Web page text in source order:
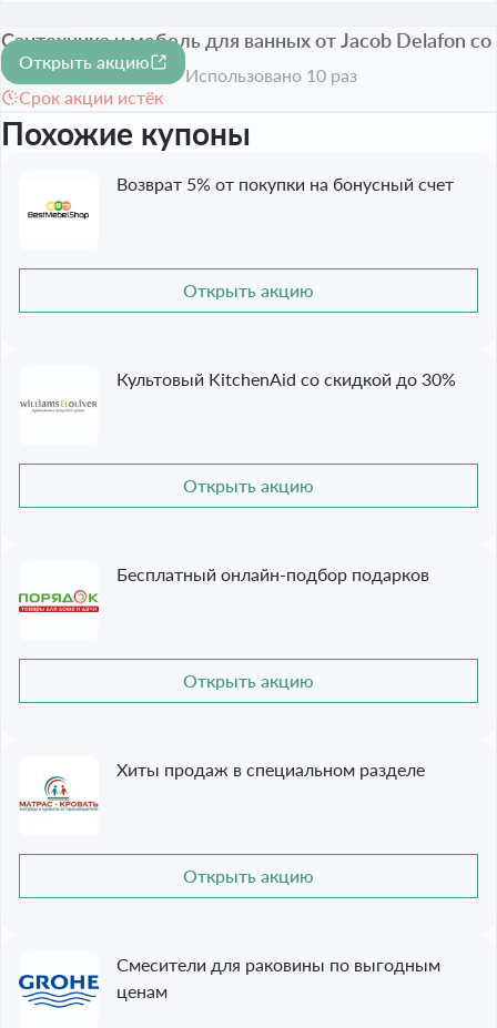
-50%
Сантехника и мебель для ванных от Jacob Delafon со
скидкой до 50%
Срок акции истёк
Открыть акцию
Использовано 10 раз
Похожие купоны
Возврат 5% от покупки на бонусный счет
Открыть акцию
Культовый KitchenAid со скидкой до 30%
Открыть акцию
Бесплатный онлайн-подбор подарков
Открыть акцию
Хиты продаж в специальном разделе
Открыть акцию
Смесители для раковины по выгодным
ценам